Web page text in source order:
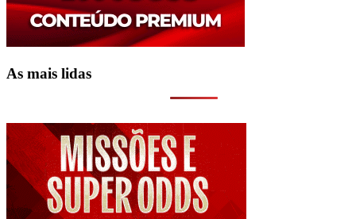
As mais lidas